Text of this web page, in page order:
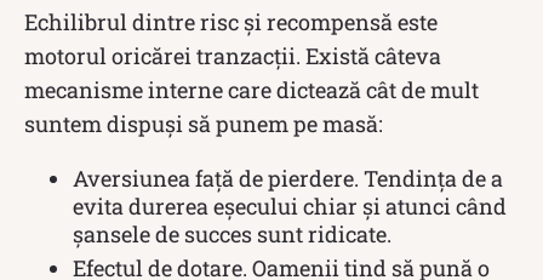
Echilibrul dintre risc și recompensă este
motorul oricărei tranzacții. Există câteva
mecanisme interne care dictează cât de mult
suntem dispuși să punem pe masă:
Aversiunea față de pierdere. Tendința de a
evita durerea eșecului chiar și atunci când
șansele de succes sunt ridicate.
Efectul de dotare. Oamenii tind să pună o